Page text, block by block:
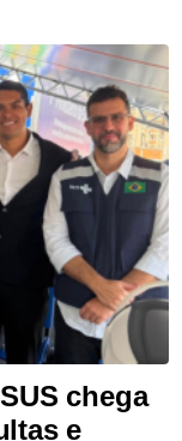
chega
e